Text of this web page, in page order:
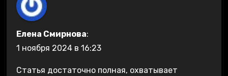
Елена Смирнова:
1 ноября 2024 в 16:23
Статья достаточно полная, охватывает